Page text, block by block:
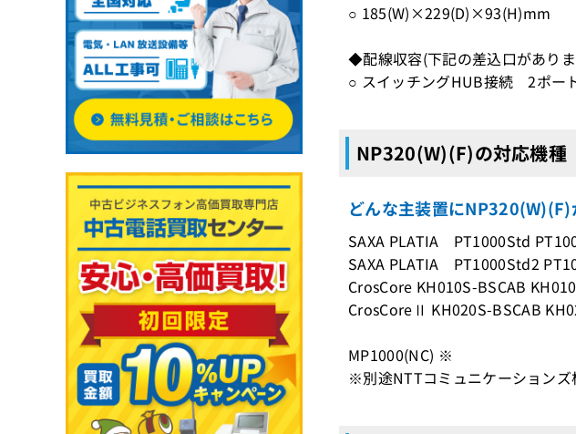
○ 185(W)×229(D)×93(H)mm
◆配線収容(下記の差込口があり
○ スイッチングHUB接続 2ポー
NP320(W)(F)の対応機種
どんな主装置に
SAXA PLATIA PT1000Std
SAXA PLATIA PT1000Std2
CrosCore KH010S-BSCAB
CrosCoreⅡ KH020S-BSCAB
MP1000(NC) ※
※別途NTTコミュニケーションズ